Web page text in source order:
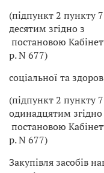
(підпункт 2 пункту
десятим згідно з
постановою
р. N 677)
соціальної та
(підпункт 2 пункту
одинадцятим згідно
постановою
р. N 677)
Закупівля засобів